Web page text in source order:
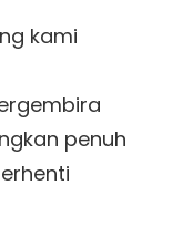
kami
penuh